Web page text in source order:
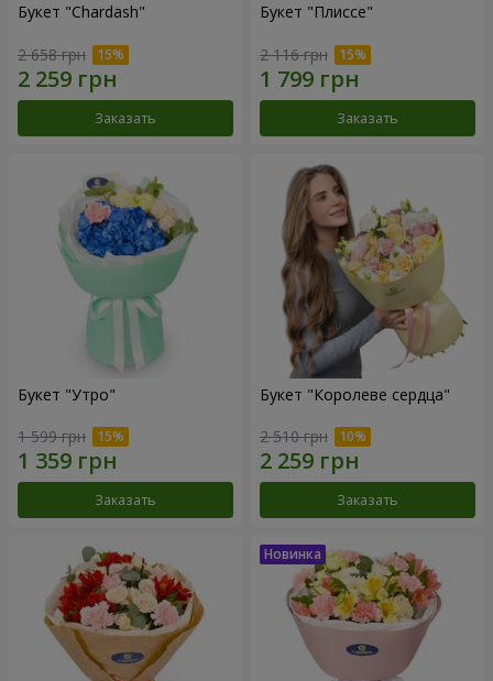
Букет "Chardash"
2 658 грн
Заказать
Букет "Плиссе"
2 116 грн
Заказать
Букет "Утро"
1 599 грн
Заказать
Букет "Королеве сердца"
2 510 грн
Заказать